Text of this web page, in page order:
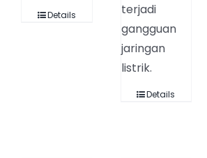
Details
terjadi
gangguan
jaringan
listrik.
Details